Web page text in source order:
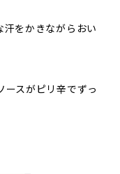
汗をかきながらおい
スがピリ辛でずっ